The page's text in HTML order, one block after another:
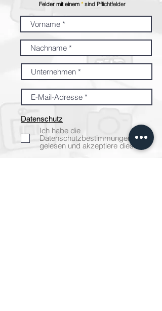
Felder mit einem * sind Pflichtfelder
Datenschutz
Ich habe die
Datenschutzbestimmungen
gelesen und akzeptiere diese. *